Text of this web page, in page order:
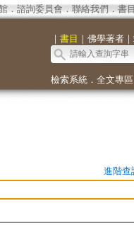
． 諮詢委員會． 聯絡我們 ． 書
｜ 書目 ｜ 佛學著者｜
檢索系統． 全文專區
進階查